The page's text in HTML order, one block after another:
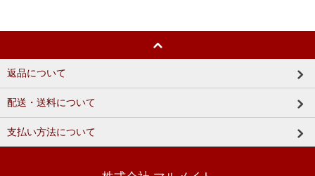
返品について
配送・送料について
支払い方法について